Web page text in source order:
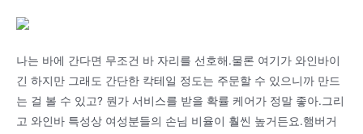
나는 바에 간다면 무조건 바 자리를 선호해.물론 여기가 와인바이
긴 하지만 그래도 간단한 칵테일 정도는 주문할 수 있으니까 만드
는 걸 볼 수 있고? 뭔가 서비스를 받을 확률 케어가 정말 좋아.그리
고 와인바 특성상 여성분들의 손님 비율이 훨씬 높거든요.햄버거